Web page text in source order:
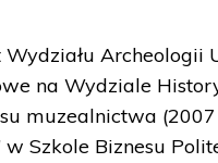
Archeologii
na Wydziale
muzealnictwa
Szkole Biznesu